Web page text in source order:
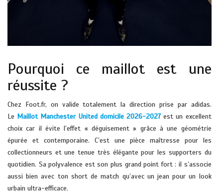
Pourquoi ce maillot est une
réussite ?
Chez Foot.fr, on valide totalement la direction prise par adidas.
Le Maillot Manchester United domicile 2026-2027est un excellent
choix car il évite l’effet « déguisement » grâce à une géométrie
épurée et contemporaine. C’est une pièce maîtresse pour les
collectionneurs et une tenue très élégante pour les supporters du
quotidien. Sa polyvalence est son plus grand point fort : il s’associe
aussi bien avec ton short de match qu’avec un jean pour un look
urbain ultra-efficace.